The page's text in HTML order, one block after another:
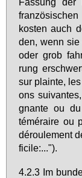
kos­ten auch
den, wenn
oder grob
rung
sur plain­te,
ons
gnan­te ou
témérai­re ou
dérou­le­ment
fi­ci­le:...").
4.2.3 Im